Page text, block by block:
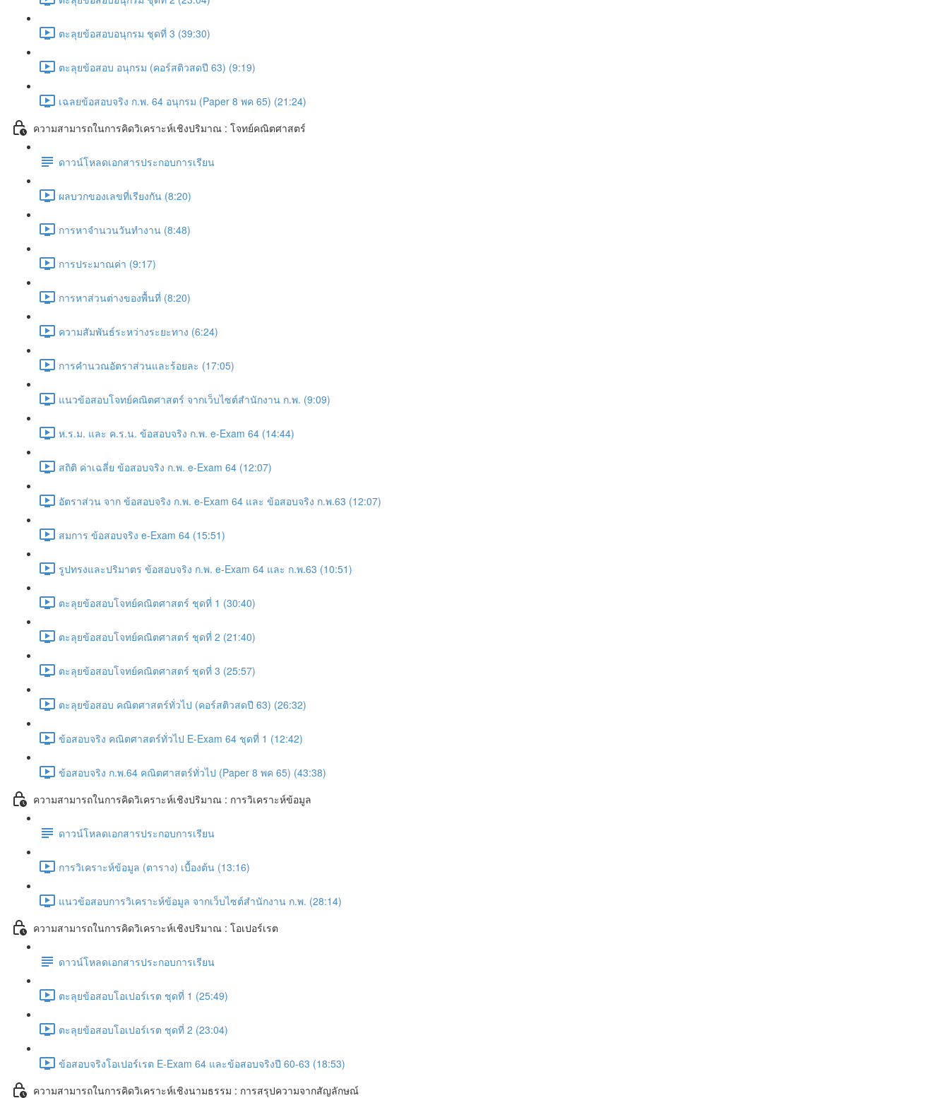
ตะลุยข้อสอบอนุกรม ชุดที่ 3 (39:30)
ตะลุยข้อสอบ อนุกรม (คอร์สติวสดปี 63) (9:19)
เฉลยข้อสอบจริง ก.พ. 64 อนุกรม (Paper 8 พค 65) (21:24)
ความสามารถในการคิดวิเคราะห์เชิงปริมาณ : โจทย์คณิตศาสตร์
ดาวน์โหลดเอกสารประกอบการเรียน
ผลบวกของเลขที่เรียงกัน (8:20)
การหาจำนวนวันทำงาน (8:48)
การประมาณค่า (9:17)
การหาส่วนต่างของพื้นที่ (8:20)
ความสัมพันธ์ระหว่างระยะทาง (6:24)
การคำนวณอัตราส่วนและร้อยละ (17:05)
แนวข้อสอบโจทย์คณิตศาสตร์ จากเว็บไซต์สำนักงาน ก.พ. (9:09)
ห.ร.ม. และ ค.ร.น. ข้อสอบจริง ก.พ. e-Exam 64 (14:44)
สถิติ ค่าเฉลี่ย ข้อสอบจริง ก.พ. e-Exam 64 (12:07)
อัตราส่วน จาก ข้อสอบจริง ก.พ. e-Exam 64 และ ข้อสอบจริง ก.พ.63 (12:07)
สมการ ข้อสอบจริง e-Exam 64 (15:51)
รูปทรงและปริมาตร ข้อสอบจริง ก.พ. e-Exam 64 และ ก.พ.63 (10:51)
ตะลุยข้อสอบโจทย์คณิตศาสตร์ ชุดที่ 1 (30:40)
ตะลุยข้อสอบโจทย์คณิตศาสตร์ ชุดที่ 2 (21:40)
ตะลุยข้อสอบโจทย์คณิตศาสตร์ ชุดที่ 3 (25:57)
ตะลุยข้อสอบ คณิตศาสตร์ทั่วไป (คอร์สติวสดปี 63) (26:32)
ข้อสอบจริง คณิตศาสตร์ทั่วไป E-Exam 64 ชุดที่ 1 (12:42)
ข้อสอบจริง ก.พ.64 คณิตศาสตร์ทั่วไป (Paper 8 พค 65) (43:38)
ความสามารถในการคิดวิเคราะห์เชิงปริมาณ : การวิเคราะห์ข้อมูล
ดาวน์โหลดเอกสารประกอบการเรียน
การวิเคราะห์ข้อมูล (ตาราง) เบื้องต้น (13:16)
แนวข้อสอบการวิเคราะห์ข้อมูล จากเว็บไซต์สำนักงาน ก.พ. (28:14)
ความสามารถในการคิดวิเคราะห์เชิงปริมาณ : โอเปอร์เรต
ดาวน์โหลดเอกสารประกอบการเรียน
ตะลุยข้อสอบโอเปอร์เรต ชุดที่ 1 (25:49)
ตะลุยข้อสอบโอเปอร์เรต ชุดที่ 2 (23:04)
ข้อสอบจริงโอเปอร์เรต E-Exam 64 และข้อสอบจริงปี 60-63 (18:53)
ความสามารถในการคิดวิเคราะห์เชิงนามธรรม : การสรุปความจากสัญลักษณ์